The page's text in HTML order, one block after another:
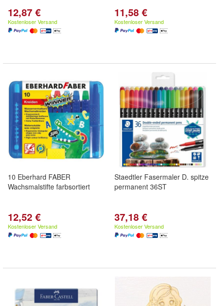
12,87 €
Kostenloser Versand
11,58 €
Kostenloser Versand
10 Eberhard FABER
Wachsmalstifte farbsortiert
12,52 €
Kostenloser Versand
Staedtler Fasermaler D. spitze
permanent 36ST
37,18 €
Kostenloser Versand